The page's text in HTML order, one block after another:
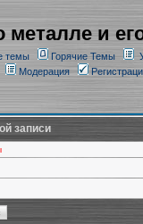
металле и
темы Горячие Темы
Модерация
записи